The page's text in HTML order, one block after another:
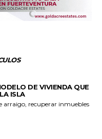
DE VIVIENDA QUE
ISLA
arraigo, recuperar inmuebles